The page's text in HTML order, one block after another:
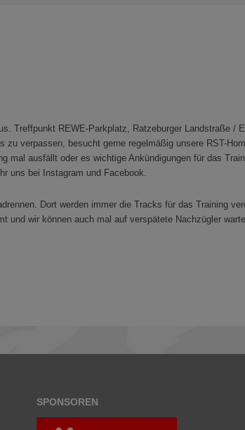
Treffpunkt REWE-Parkplatz, Ratzeburger Landstraße /
verpassen, besucht gerne regelmäßig unsere RST-
mal ausfällt oder es wichtige Ankündigungen für das
uns bei Instagram und Facebook.
Dort werden immer die Tracks für das Training
und wir können auch mal auf verspätete Nachzügler
SPONSOREN